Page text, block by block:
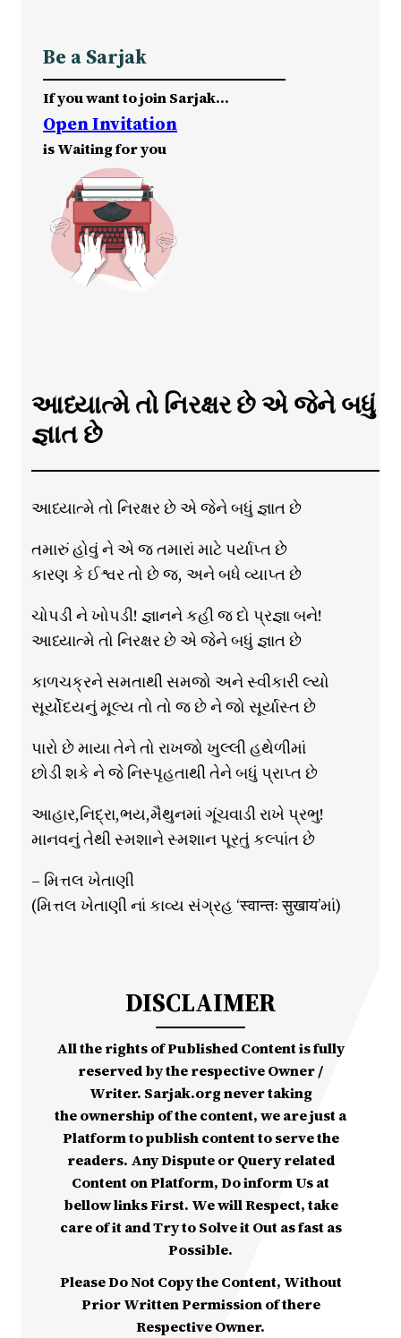
Be a Sarjak
If you want to join Sarjak…
Open Invitation
is Waiting for you
આધ્યાત્મે તો નિરક્ષર છે એ જેને બધું
જ્ઞાત છે
આધ્યાત્મે તો નિરક્ષર છે એ જેને બધું જ્ઞાત છે
તમારું હોવું ને એ જ તમારાં માટે પર્યાપ્ત છે
કારણ કે ઈશ્વર તો છે જ, અને બધે વ્યાપ્ત છે
ચોપડી ને ખોપડી! જ્ઞાનને કહી જ દો પ્રજ્ઞા બને!
આધ્યાત્મે તો નિરક્ષર છે એ જેને બધું જ્ઞાત છે
કાળચક્રને સમતાથી સમજો અને સ્વીકારી લ્યો
સૂર્યોદયનું મૂલ્ય તો તો જ છે ને જો સૂર્યાસ્ત છે
પારો છે માયા તેને તો રાખજો ખુલ્લી હથેળીમાં
છોડી શકે ને જે નિસ્પૃહતાથી તેને બધું પ્રાપ્ત છે
આહાર,નિદ્રા,ભય,મૈથુનમાં ગૂંચવાડી રાખે પ્રભુ!
માનવનું તેથી સ્મશાને સ્મશાન પૂરતું કલ્પાંત છે
– મિત્તલ ખેતાણી
(મિત્તલ ખેતાણી નાં કાવ્ય સંગ્રહ ‘स्वान्तः सुखाय’માં)
DISCLAIMER
All the rights of Published Content is fully
reserved by the respective Owner /
Writer. Sarjak.org never taking
the ownership of the content, we are just a
Platform to publish content to serve the
readers. Any Dispute or Query related
Content on Platform, Do inform Us at
bellow links First. We will Respect, take
care of it and Try to Solve it Out as fast as
Possible.
Please Do Not Copy the Content, Without
Prior Written Permission of there
Respective Owner.